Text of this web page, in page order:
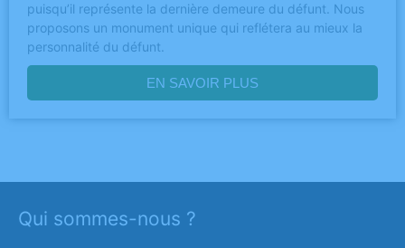
puisqu’il représente la dernière demeure du défunt. Nous
proposons un monument unique qui reflétera au mieux la
personnalité du défunt.
EN SAVOIR PLUS
Qui sommes-nous ?